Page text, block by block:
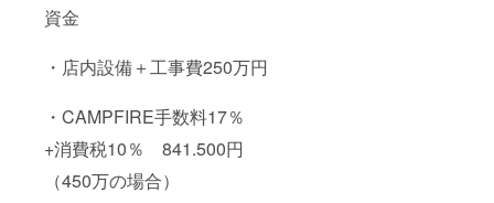
資金
・店内設備＋工事費250万円
・CAMPFIRE手数料17％
+消費税10％ 841.500円
（450万の場合）